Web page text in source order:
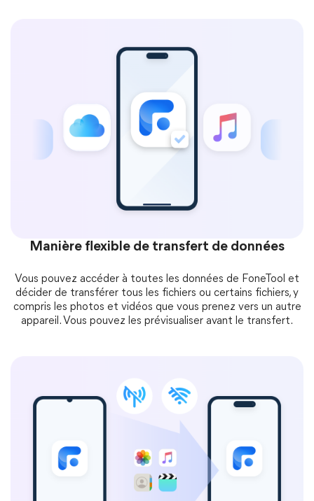
Manière flexible de transfert de données
Vous pouvez accéder à toutes les données de FoneTool et
décider de transférer tous les fichiers ou certains fichiers, y
compris les photos et vidéos que vous prenez vers un autre
appareil. Vous pouvez les prévisualiser avant le transfert.